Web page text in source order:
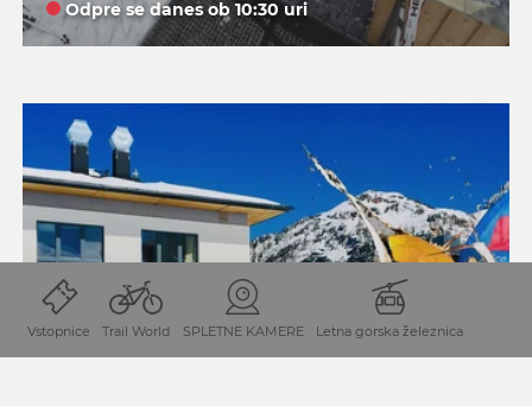
Vstopnice Trail World SPLETNE KAMERE Letna gorska železnica
Odpre se danes ob 10:30 uri